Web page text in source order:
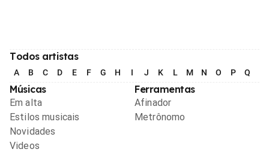
Todos artistas
A B C D E F G H I J K L M N O P Q
Músicas
Em alta
Estilos musicais
Novidades
Videos
Ferramentas
Afinador
Metrônomo